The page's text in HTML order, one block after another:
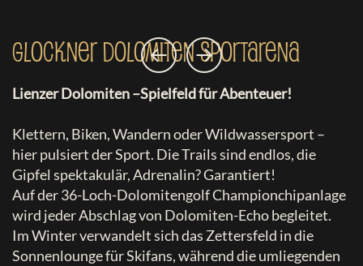
Glockner Dolomiten Sportarena
Lienzer Dolomiten –Spielfeld für Abenteuer!
Klettern, Biken, Wandern oder Wildwassersport –
hier pulsiert der Sport. Die Trails sind endlos, die
Gipfel spektakulär, Adrenalin? Garantiert!
Auf der 36-Loch-Dolomitengolf Championchipanlage
wird jeder Abschlag von Dolomiten-Echo begleitet.
Im Winter verwandelt sich das Zettersfeld in die
Sonnenlounge für Skifans, während die umliegenden